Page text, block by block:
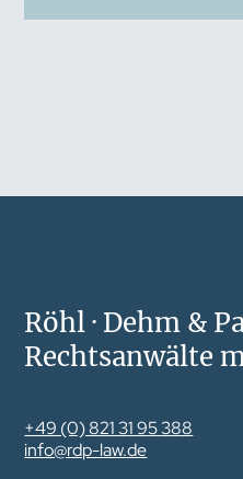
Röhl · Dehm &
Rechtsanwälte
+49 (0) 821 31 95 388
info@rdp-law.de